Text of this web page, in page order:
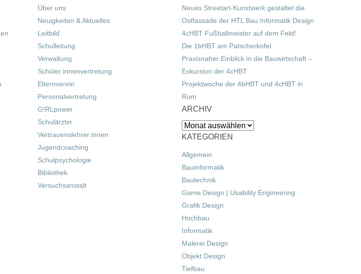
Über uns
Neuigkeiten & Aktuelles
Leitbild
Schulleitung
Verwaltung
Schüler:innenvertretung
Elternverein
Personalvertretung
G!RLpower
Schulärztin
Vertrauenslehrer:innen
Jugendcoaching
Schulpsychologie
Bibliothek
Versuchsanstalt
Neues Streetart-Kunstwerk gestaltet die
Ostfassade der HTL Bau Informatik Design
4cHBT Fußballmeister auf dem Feld!
Die 1bHBT am Patscherkofel
Praxisnaher Einblick in die Bauwirtschaft –
Exkursion der 4cHBT
Projektwoche der 4bHBT und 4cHBT in
Rom
ARCHIV
Archiv
KATEGORIEN
Allgemein
Bauinformatik
Bautechnik
Game Design | Usability Engineering
Grafik Design
Hochbau
Informatik
Malerei Design
Objekt Design
Tiefbau